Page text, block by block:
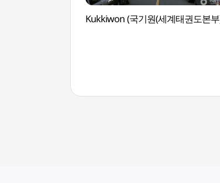
Kukkiwon (국기원(세계태권도본